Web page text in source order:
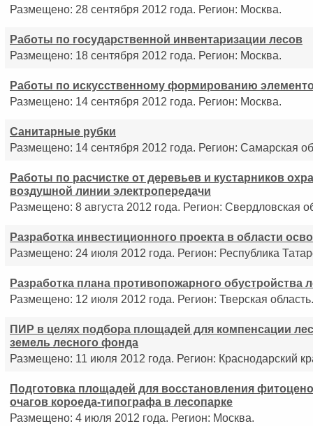
Размещено: 28 сентября 2012 года. Регион: Москва.
Работы по государственной инвентаризации лесов
Размещено: 18 сентября 2012 года. Регион: Москва.
Работы по искусственному формированию
Размещено: 14 сентября 2012 года. Регион: Москва.
Санитарные рубки
Размещено: 14 сентября 2012 года. Регион: Самарская
Работы по расчистке от деревьев и кустарников
воздушной линии электропередачи
Размещено: 8 августа 2012 года. Регион: Свердловская
Разработка инвестиционного проекта в области
Размещено: 24 июля 2012 года. Регион: Республика
Разработка плана противопожарного обустройства
Размещено: 12 июля 2012 года. Регион: Тверская область.
ПИР в целях подбора площадей для компенсации
земель лесного фонда
Размещено: 11 июля 2012 года. Регион: Краснодарский
Подготовка площадей для восстановления
очагов короеда-типографа в лесопарке
Размещено: 4 июля 2012 года. Регион: Москва.